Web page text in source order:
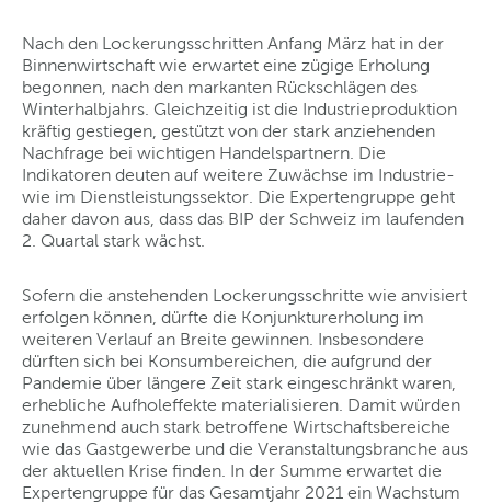
Nach den Lockerungsschritten Anfang März hat in der
Binnenwirtschaft wie erwartet eine zügige Erholung
begonnen, nach den markanten Rückschlägen des
Winterhalbjahrs. Gleichzeitig ist die Industrieproduktion
kräftig gestiegen, gestützt von der stark anziehenden
Nachfrage bei wichtigen Handelspartnern. Die
Indikatoren deuten auf weitere Zuwächse im Industrie-
wie im Dienstleistungssektor. Die Expertengruppe geht
daher davon aus, dass das BIP der Schweiz im laufenden
2. Quartal stark wächst.
Sofern die anstehenden Lockerungsschritte wie anvisiert
erfolgen können, dürfte die Konjunkturerholung im
weiteren Verlauf an Breite gewinnen. Insbesondere
dürften sich bei Konsumbereichen, die aufgrund der
Pandemie über längere Zeit stark eingeschränkt waren,
erhebliche Aufholeffekte materialisieren. Damit würden
zunehmend auch stark betroffene Wirtschaftsbereiche
wie das Gastgewerbe und die Veranstaltungsbranche aus
der aktuellen Krise finden. In der Summe erwartet die
Expertengruppe für das Gesamtjahr 2021 ein Wachstum